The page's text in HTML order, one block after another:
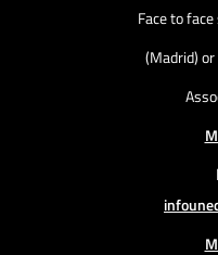
Face to
(Madrid)